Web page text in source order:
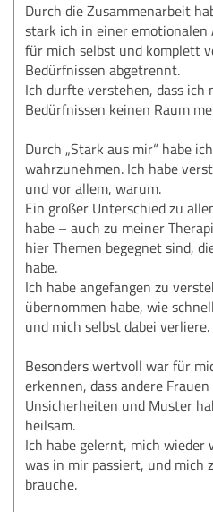
Durch die Zusammenarbeit
stark ich in einer
für mich selbst und komplett
Bedürfnissen abgetrennt.
Ich durfte verstehen, dass ich
Bedürfnissen keinen Raum
Durch „Stark aus mir“ habe
wahrzunehmen. Ich habe
und vor allem, warum.
Ein großer Unterschied zu
habe – auch zu meiner
hier Themen begegnet sind,
habe.
Ich habe angefangen zu
übernommen habe, wie
und mich selbst dabei verliere.
Besonders wertvoll war für
erkennen, dass andere
Unsicherheiten und Muster
heilsam.
Ich habe gelernt, mich wieder
was in mir passiert, und mich
brauche.